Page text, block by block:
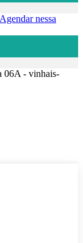
Agendar nessa
06A - vinhais-